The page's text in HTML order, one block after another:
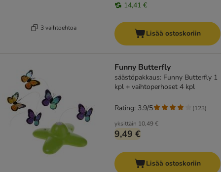
3 vaihtoehtoa
14,41 €
Lisää ostoskoriin
Funny Butterfly
säästöpakkaus: Funny Butterfly 1
kpl + vaihtoperhoset 4 kpl
yksittäin 10,49 €
9,49 €
Rating: 3.9/5 (123)
Lisää ostoskoriin